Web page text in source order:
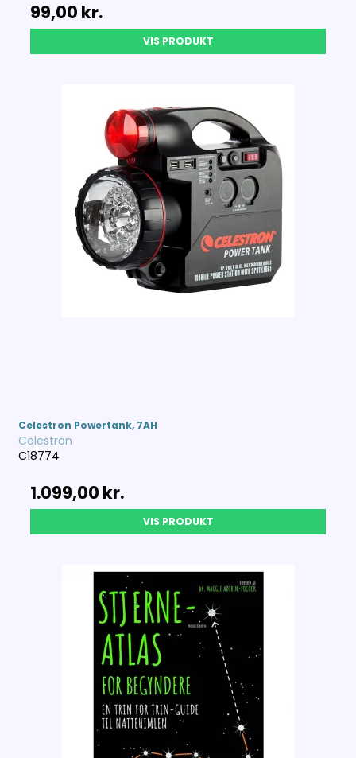
99,00 kr.
VIS PRODUKT
Celestron Powertank, 7AH
Celestron
C18774
1.099,00 kr.
VIS PRODUKT